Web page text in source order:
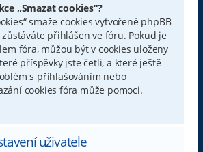
„Smazat cookies“?
smaže cookies vytvořené phpBB
přihlášen ve fóru. Pokud je
fóra, můžou být v cookies uloženy
příspěvky jste četli, a které ještě
s přihlašováním nebo
cookies fóra může pomoci.
uživatele